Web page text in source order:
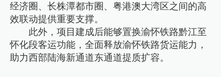
经济圈、长株潭都市圈、粤港澳大湾区之间的高
效联动提供重要支撑。
此外，项目建成后能够置换渝怀铁路黔江至
怀化段客运功能，全面释放渝怀铁路货运能力，
助力西部陆海新通道东通道提质扩容。